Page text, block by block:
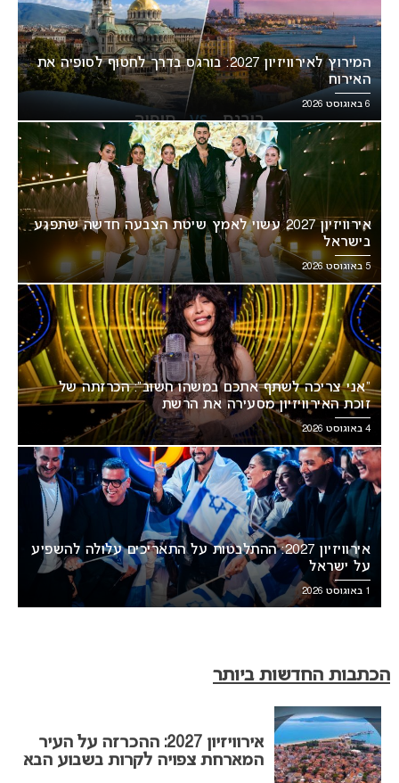
המירוץ לאירוויזיון 2027: בורגס בדרך לחטוף לסופיה את
האירוח
6 באוגוסט 2026
אירוויזיון 2027 עשוי לאמץ שיטת הצבעה חדשה שתפגע
בישראל
5 באוגוסט 2026
“אני צריכה לשתף אתכם במשהו חשוב”: הכרזתה של
זוכת האירוויזיון מסעירה את הרשת
4 באוגוסט 2026
אירוויזיון 2027: ההתלבטות על התאריכים עלולה להשפיע
על ישראל
הכתבות החדשות ביותר
אירוויזיון 2027: ההכרזה על העיר
המארחת צפויה לקרות בשבוע הבא